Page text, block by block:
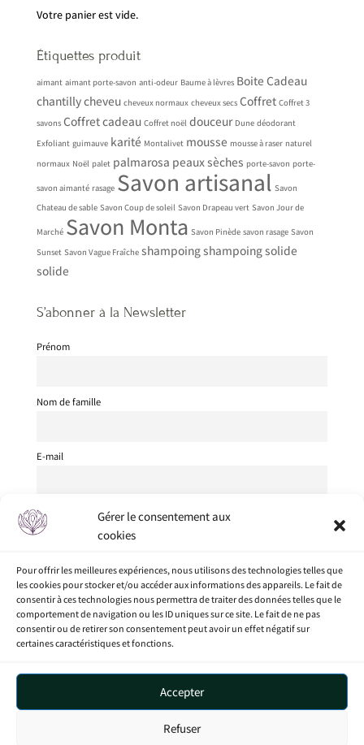
Gérer le consentement aux
cookies
Pour offrir les meilleures expériences, nous utilisons des technologies telles que
les cookies pour stocker et/ou accéder aux informations des appareils. Le fait de
consentir à ces technologies nous permettra de traiter des données telles que le
comportement de navigation ou les ID uniques sur ce site. Le fait de ne pas
consentir ou de retirer son consentement peut avoir un effet négatif sur
certaines caractéristiques et fonctions.
Accepter
Refuser
Votre panier est vide.
Étiquettes produit
aimant aimant porte-savon anti-odeur Baume à lèvres Boite Cadeau
chantillycheveu cheveux normaux cheveux secs Coffret Coffret 3
savons Coffret cadeau Coffret noël douceur Dune déodorant
Exfoliant guimauve karité Montalivet mousse mousse à raser naturel
normaux Noël palet palmarosa peaux sèches porte-savon porte-
savon aimanté rasage Savon artisanal Savon
Chateau de sable Savon Coup de soleil Savon Drapeau vert Savon Jour de
Marché Savon Monta Savon Pinède savon rasage Savon
Sunset Savon Vague Fraîche shampoingshampoing solide
solide
S’abonner à la Newsletter
Prénom
Nom de famille
E-mail
Je suis
Accueil Mon compte Boutique
Nos procédés
Politique de confidentialité
Conditions générales
Politique de cookies (UE)
A propos
Contact